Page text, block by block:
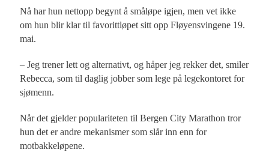
Nå har hun nettopp begynt å småløpe igjen, men vet ikke
om hun blir klar til favorittløpet sitt opp Fløyensvingene 19.
mai.
– Jeg trener lett og alternativt, og håper jeg rekker det, smiler
Rebecca, som til daglig jobber som lege på legekontoret for
sjømenn.
Når det gjelder populariteten til Bergen City Marathon tror
hun det er andre mekanismer som slår inn enn for
motbakkeløpene.